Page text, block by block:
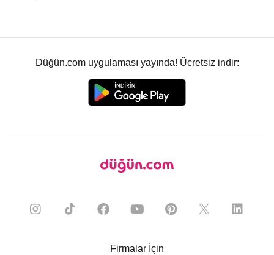
Düğün.com uygulaması yayında! Ücretsiz indir:
Firmalar İçin